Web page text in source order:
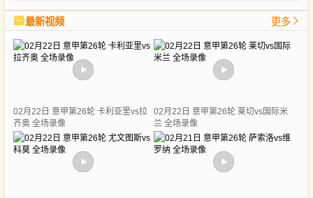
最新视频 更多
02月22日 意甲第26轮 卡利亚里vs拉
齐奥 全场录像
02月22日 意甲第26轮 莱切vs国际米
兰 全场录像